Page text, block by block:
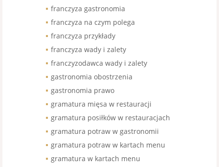
franczyza gastronomia
franczyza na czym polega
franczyza przykłady
franczyza wady i zalety
franczyzodawca wady i zalety
gastronomia obostrzenia
gastronomia prawo
gramatura mięsa w restauracji
gramatura posiłków w restauracjach
gramatura potraw w gastronomii
gramatura potraw w kartach menu
gramatura w kartach menu